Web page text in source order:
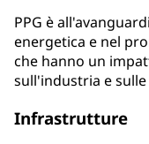
PPG è
energetica e nel
che hanno un
sull'industria e
Infrastrutture